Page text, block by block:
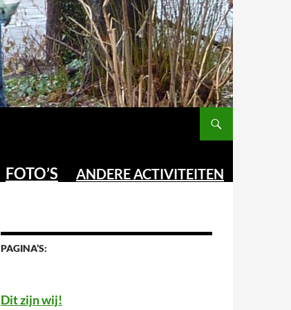
FOTO’S ANDERE ACTIVITEITEN
PAGINA’S:
Dit zijn wij!